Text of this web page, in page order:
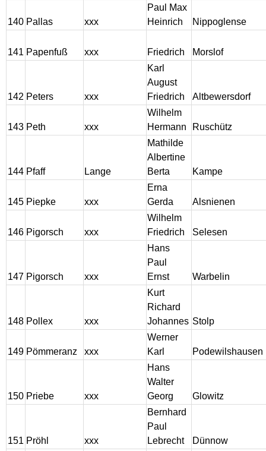
140 Pallas xxx
Paul Max
Heinrich
Nippoglense
141 Papenfuß xxx Friedrich Morslof
142 Peters xxx
Karl
August
Friedrich
Altbewersdorf
143 Peth xxx
Wilhelm
Hermann
Ruschütz
144 Pfaff Lange
Mathilde
Albertine
Berta
Kampe
145 Piepke xxx
Erna
Gerda
Alsnienen
146 Pigorsch xxx
Wilhelm
Friedrich
Selesen
147 Pigorsch xxx
Hans
Paul
Ernst
Warbelin
148 Pollex xxx
Kurt
Richard
Johannes Stolp
149 Pömmeranz xxx
Werner
Karl
Podewilshausen
150 Priebe xxx
Hans
Walter
Georg
Glowitz
151 Pröhl xxx
Bernhard
Paul
Lebrecht
Dünnow